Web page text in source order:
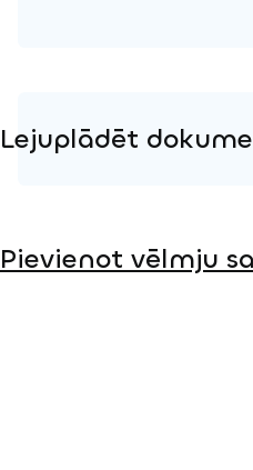
Lejuplādēt
Pievienot vēlmju